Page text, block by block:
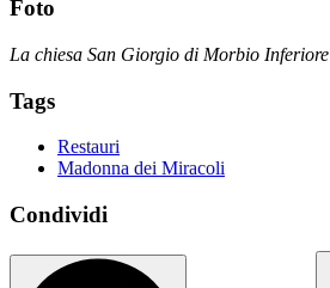
Foto
La chiesa San Giorgio di Morbio Inferiore
Tags
Restauri
Madonna dei Miracoli
Condividi